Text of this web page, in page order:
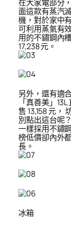
在大家電部分
面這款有蒸汽
機，對於家中
可利用蒸氣有
用的不鏽鋼內
17,238 元。
另外，還有適
「真善美」
售 13,158 元，
別點出這台呢
一樣採用不鏽
榜低價卻內外
長。
冰箱